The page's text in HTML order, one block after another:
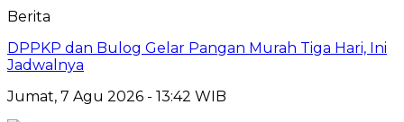
Berita
DPPKP dan Bulog Gelar Pangan Murah Tiga Hari, Ini
Jadwalnya
Jumat, 7 Agu 2026 - 13:42 WIB